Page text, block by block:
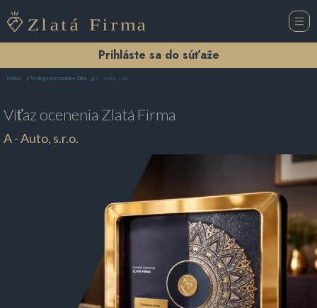
Prihláste sa do súťaže
Domov Predajca automobilov Žilina A - Auto, s.r.o.
Víťaz ocenenia Zlatá Firma
A - Auto, s.r.o.